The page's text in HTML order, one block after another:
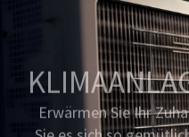
Erwärmen Sie Ihr
Sie es sich so
Für weitere